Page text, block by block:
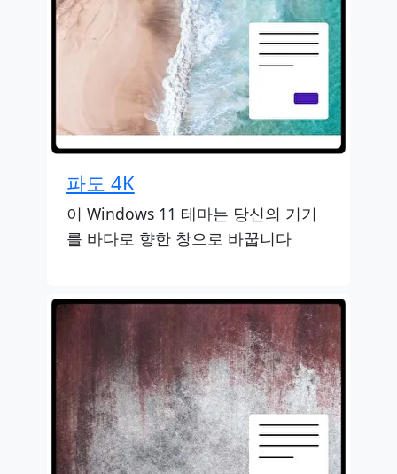
파도 4K
이 Windows 11 테마는 당신의 기기
를 바다로 향한 창으로 바꿉니다